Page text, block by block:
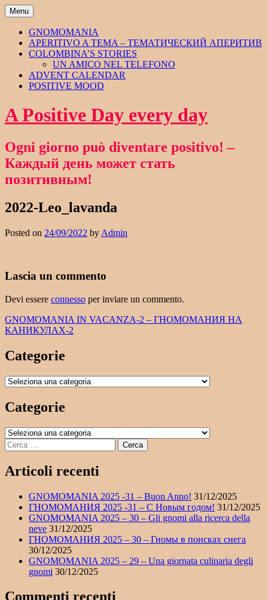
Skip
to
content
Menu
GNOMOMANIA
APERITIVO A TEMA – ТЕМАТИЧЕСКИЙ АПЕРИТИВ
COLOMBINA’S STORIES
UN AMICO NEL TELEFONO
ADVENT CALENDAR
POSITIVE MOOD
A Positive Day every day
Ogni giorno può diventare positivo! –
Каждый день может стать
позитивным!
2022-Leo_lavanda
Posted on 24/09/2022 by Admin
Lascia un commento
Devi essere connesso per inviare un commento.
Navigazione
articoli
GNOMOMANIA IN VACANZA-2 – ГНОМОМАНИЯ НА
КАНИКУЛАХ-2
Categorie
Categorie
Categorie
Categorie
Ricerca
per:
Articoli recenti
GNOMOMANIA 2025 -31 – Buon Anno! 31/12/2025
ГНОМОМАНИЯ 2025 -31 – С Новым годом! 31/12/2025
GNOMOMANIA 2025 – 30 – Gli gnomi alla ricerca della
neve 31/12/2025
ГНОМОМАНИЯ 2025 – 30 – Гномы в поисках снега
30/12/2025
GNOMOMANIA 2025 – 29 – Una giornata culinaria degli
gnomi 30/12/2025
Commenti recenti